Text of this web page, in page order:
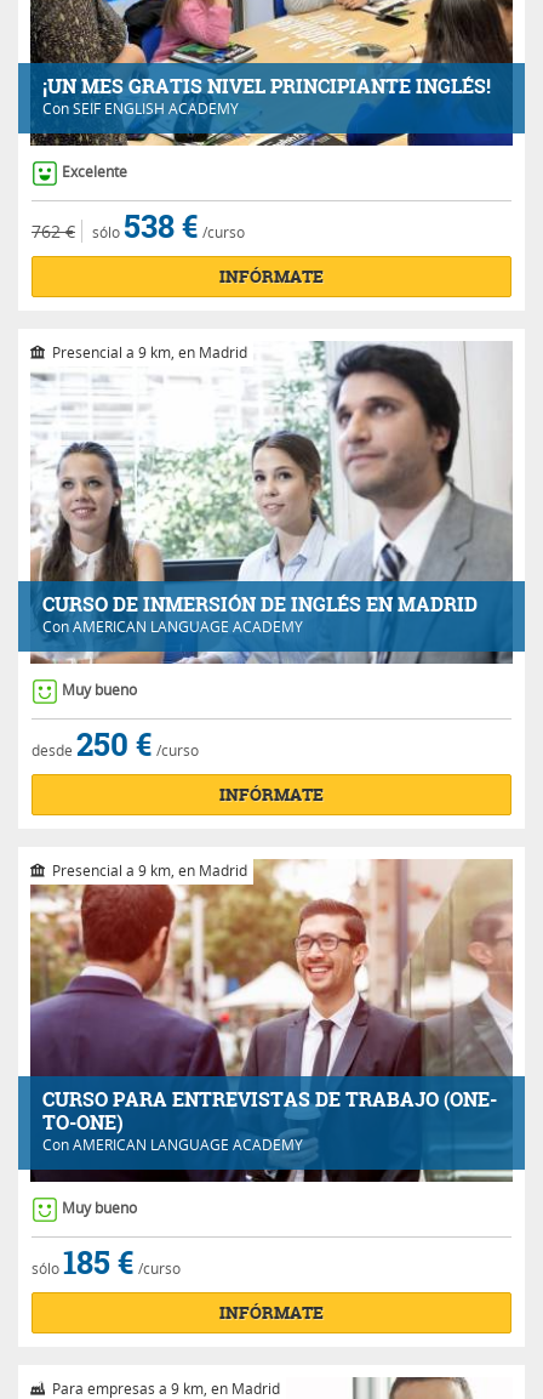
¡UN MES GRATIS NIVEL PRINCIPIANTE INGLÉS!
ConSEIF ENGLISH ACADEMY
Excelente
762 € sólo 538 € /curso
INFÓRMATE
CURSO DE INMERSIÓN DE INGLÉS EN MADRID
ConAMERICAN LANGUAGE ACADEMY
Presencial a 9 km, en Madrid
Muy bueno
desde 250 € /curso
INFÓRMATE
CURSO PARA ENTREVISTAS DE TRABAJO (ONE-
TO-ONE)
ConAMERICAN LANGUAGE ACADEMY
Presencial a 9 km, en Madrid
Muy bueno
sólo185 € /curso
INFÓRMATE
Para empresas a 9 km, en Madrid